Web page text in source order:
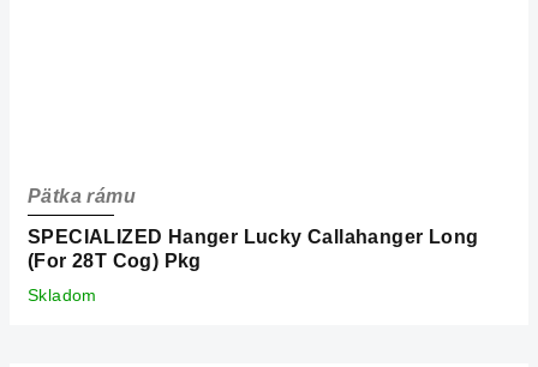
SPECIALIZED Hanger Lucky Callahanger Long
(For 28T Cog) Pkg
Pätka rámu
Skladom